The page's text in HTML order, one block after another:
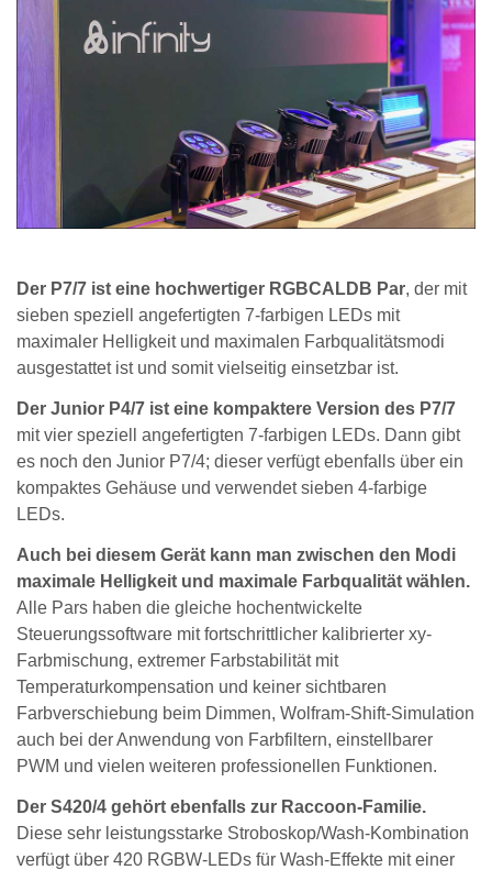
Der P7/7 ist eine hochwertiger RGBCALDB Par, der mit
sieben speziell angefertigten 7-farbigen LEDs mit
maximaler Helligkeit und maximalen Farbqualitätsmodi
ausgestattet ist und somit vielseitig einsetzbar ist.
Der Junior P4/7 ist eine kompaktere Version des P7/7
mit vier speziell angefertigten 7-farbigen LEDs. Dann gibt
es noch den Junior P7/4; dieser verfügt ebenfalls über ein
kompaktes Gehäuse und verwendet sieben 4-farbige
LEDs.
Auch bei diesem Gerät kann man zwischen den Modi
maximale Helligkeit und maximale Farbqualität wählen.
Alle Pars haben die gleiche hochentwickelte
Steuerungssoftware mit fortschrittlicher kalibrierter xy-
Farbmischung, extremer Farbstabilität mit
Temperaturkompensation und keiner sichtbaren
Farbverschiebung beim Dimmen, Wolfram-Shift-Simulation
auch bei der Anwendung von Farbfiltern, einstellbarer
PWM und vielen weiteren professionellen Funktionen.
Der S420/4 gehört ebenfalls zur Raccoon-Familie.
Diese sehr leistungsstarke Stroboskop/Wash-Kombination
verfügt über 420 RGBW-LEDs für Wash-Effekte mit einer